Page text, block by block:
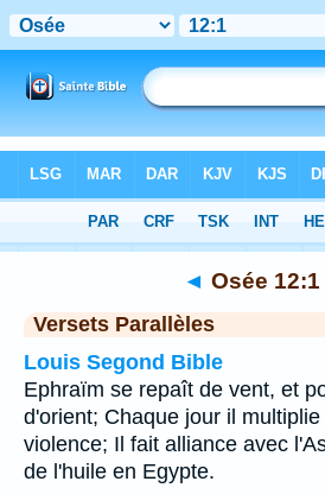
Chapitre 12> Verset 1
◄ Osée 12:1
Versets Parallèles
Louis Segond Bible
Ephraïm se repaît de vent, et
d'orient; Chaque jour il
violence; Il fait alliance avec
de l'huile en Egypte.